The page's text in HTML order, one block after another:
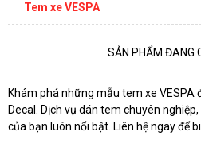
Tem xe VESPA
SẢN PHẨM ĐANG
Khám phá những mẫu tem xe VESPA
Decal. Dịch vụ dán tem chuyên
của bạn luôn nổi bật. Liên hệ ngay để